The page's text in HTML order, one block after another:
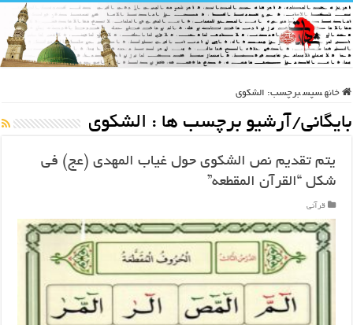
خانه سپس برچسب: الشکوی
بایگانی/آرشیو برچسب ها : الشکوی
يتم تقديم نص الشكوى حول غياب المهدی (عج) في
شكل “القرآن المقطعه”
قرآنی